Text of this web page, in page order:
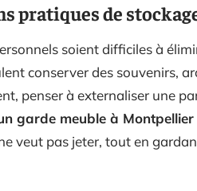
pratiques de
soient difficiles à
conserver des souvenirs,
penser à externaliser une
garde meuble à Montpellier
veut pas jeter, tout en